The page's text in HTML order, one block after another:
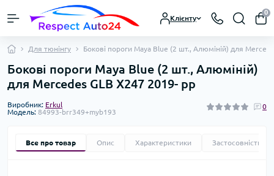
Клієнту
0
Для тюнінгу Бокові пороги Maya Blue (2 шт., Алюміній) для
Бокові пороги Maya Blue (2 шт., Алюміній)
для Mercedes GLB X247 2019- рр
Виробник: Erkul
Модель: 84993-brr349+myb193
0
Все про товар Опис Характеристики Застосовність